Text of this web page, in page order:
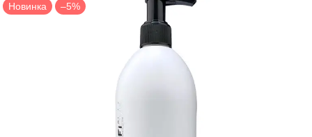
Новинка –5%